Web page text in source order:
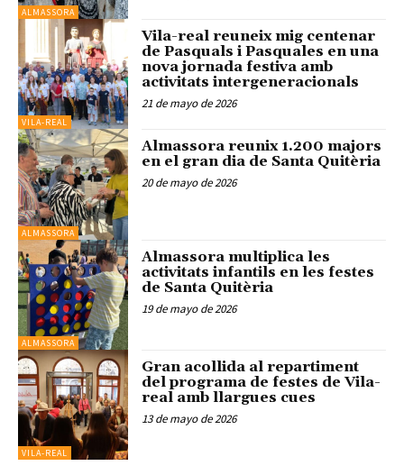
ALMASSORA
VILA-REAL
Vila-real reuneix mig centenar
de Pasquals i Pasquales en una
nova jornada festiva amb
activitats intergeneracionals
21 de mayo de 2026
ALMASSORA
Almassora reunix 1.200 majors
en el gran dia de Santa Quitèria
20 de mayo de 2026
ALMASSORA
Almassora multiplica les
activitats infantils en les festes
de Santa Quitèria
19 de mayo de 2026
VILA-REAL
Gran acollida al repartiment
del programa de festes de Vila-
real amb llargues cues
13 de mayo de 2026